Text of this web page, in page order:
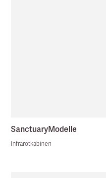
SanctuaryModelle
Infrarotkabinen